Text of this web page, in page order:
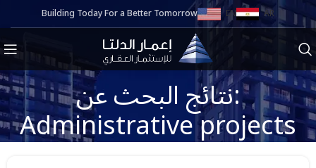
Building Today For a Better Tomorrow EN AR
نتائج البحث عن:
Administrative projects